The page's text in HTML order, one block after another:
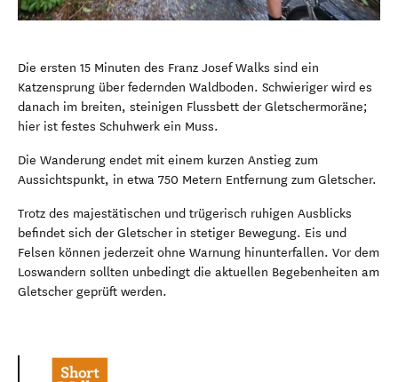
Die ersten 15 Minuten des Franz Josef Walks sind ein
Katzensprung über federnden Waldboden. Schwieriger wird es
danach im breiten, steinigen Flussbett der Gletschermoräne;
hier ist festes Schuhwerk ein Muss.
Die Wanderung endet mit einem kurzen Anstieg zum
Aussichtspunkt, in etwa 750 Metern Entfernung zum Gletscher.
Trotz des majestätischen und trügerisch ruhigen Ausblicks
befindet sich der Gletscher in stetiger Bewegung. Eis und
Felsen können jederzeit ohne Warnung hinunterfallen. Vor dem
Loswandern sollten unbedingt die aktuellen Begebenheiten am
Gletscher geprüft werden.